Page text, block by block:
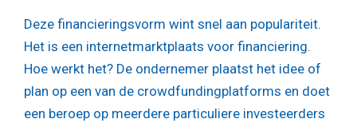
Deze financieringsvorm wint snel aan populariteit.
Het is een internetmarktplaats voor financiering.
Hoe werkt het? De ondernemer plaatst het idee of
plan op een van de crowdfundingplatforms en doet
een beroep op meerdere particuliere investeerders